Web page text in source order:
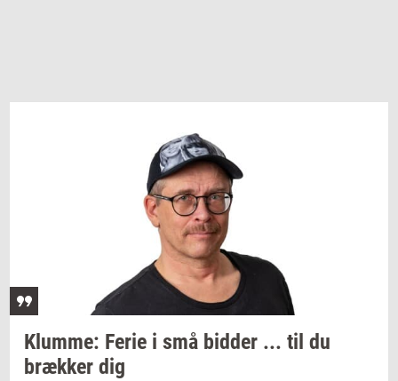
Klum­me: Ferie i små bid­der ... til du
bræk­ker dig